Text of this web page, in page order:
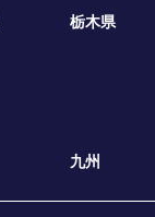
栃木県
九州